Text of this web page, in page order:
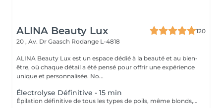
ALINA Beauty Lux
120
20 , Av. Dr Gaasch Rodange L-4818
ALINA Beauty Lux est un espace dédié à la beauté et au bien-
être, où chaque détail a été pensé pour offrir une expérience
unique et personnalisée. No...
Électrolyse Définitive - 15 min
Épilation définitive de tous les types de poils, même blonds, blancs et très fins. Vous payez uniquement le temps réel de traitement. Consultation, préparation de la peau et soins post-traitement inclus. Méthode d'épilation définitive qui détruit le bulbe du poil via un courant appliqué par une micro-aiguille stérile. Chaque poil est traité individuellement. Le nombre de séances dépend uniquement de la densité: sur zones très fournies on fractionne le travail en plusieurs rendez-vous pour terminer la zone commencée le même jour. Tarification: calculée au temps effectif et selon la zone après diagnostic. Indications: poils sombres, clairs, blancs ou très fins, visage et corps, y compris là où le laser est inefficace. Préparation (24-48 h avant) Pas de caféine 24 h (café, thé, energy drinks, cola). Pas d'alcool. Peau propre, sèche, sans crème, huile, déodorant sur la zone le jour J. Ne pas épiler à la cire/pince/fil 3-4 semaines avant. Couper/tailler à 1-2 mm si nécessaire. Éviter soleil/UV 48 h avant. Informer de médicaments en cours (anticoagulants, rétinoïdes, corticoïdes, immunosuppresseurs). Pour les aisselles: pas de déodorant le jour J. Pour le visage: venir sans maquillage. Contre-indications Grossesse ou allaitement. Pacemaker, troubles cardiaques non stabilisés, épilepsie non contrôlée. Troubles de coagulation, prise d'anticoagulants ou anti-inflammatoires non encadrés. Diabète non contrôlé. Infections cutanées actives, lésions, dermatites, herpès sur la zone. Isotrétinoïne (Roaccutane) dans les 6-12 derniers mois; rétinoïdes topiques récents sur la zone. Tendance chéloïde importante, maladies auto-immunes non stabilisées, immunodépression. Allergie connue à l'inox, aux antiseptiques ou aux consommables utilisés.